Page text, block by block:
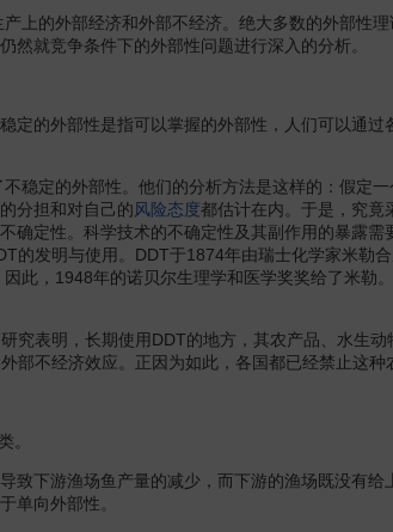
的外部经济和外部不经济。绝大多数的外部性理
然就竞争条件下的外部性问题进行深入的分析。
的外部性是指可以掌握的外部性，人们可以通过
定的外部性。他们的分析方法是这样的：假定一
分担和对自己的 风险态度都估计在内。于是，究竟
确定性。科学技术的不确定性及其副作用的暴露需
的发明与使用。DDT于1874年由瑞士化学家米勒
因此，1948年的诺贝尔生理学和医学奖奖给了米勒
表明，长期使用DDT的地方，其农产品、水生动
不经济效应。正因为如此，各国都已经禁止这种
。
下游渔场鱼产量的减少，而下游的渔场既没有给
单向外部性。